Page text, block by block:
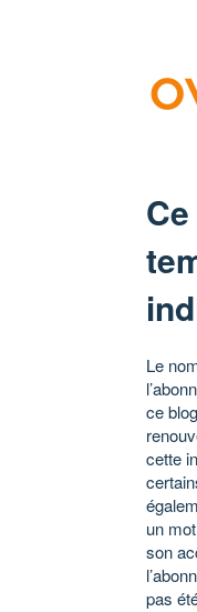
Le
ce
cette
un
son
pas